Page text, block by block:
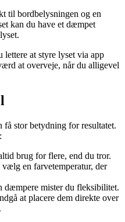
til bordbelysningen og en
kan du have et dæmpet
lettere at styre lyset via app
at overveje, når du alligevel
få stor betydning for resultatet.
brug for flere, end du tror.
en farvetemperatur, der
dæmpere mister du fleksibilitet.
at placere dem direkte over